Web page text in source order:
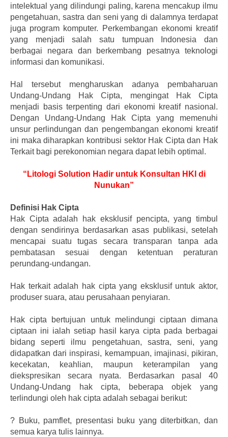
intelektual yang dilindungi paling, karena mencakup ilmu
pengetahuan, sastra dan seni yang di dalamnya terdapat
juga program komputer. Perkembangan ekonomi kreatif
yang menjadi salah satu tumpuan Indonesia dan
berbagai negara dan berkembang pesatnya teknologi
informasi dan komunikasi.
Hal tersebut mengharuskan adanya pembaharuan
Undang-Undang Hak Cipta, mengingat Hak Cipta
menjadi basis terpenting dari ekonomi kreatif nasional.
Dengan Undang-Undang Hak Cipta yang memenuhi
unsur perlindungan dan pengembangan ekonomi kreatif
ini maka diharapkan kontribusi sektor Hak Cipta dan Hak
Terkait bagi perekonomian negara dapat lebih optimal.
“Litologi Solution Hadir untuk Konsultan HKI di
Nunukan”
Definisi Hak Cipta
Hak Cipta adalah hak eksklusif pencipta, yang timbul
dengan sendirinya berdasarkan asas publikasi, setelah
mencapai suatu tugas secara transparan tanpa ada
pembatasan sesuai dengan ketentuan peraturan
perundang-undangan.
Hak terkait adalah hak cipta yang eksklusif untuk aktor,
produser suara, atau perusahaan penyiaran.
Hak cipta bertujuan untuk melindungi ciptaan dimana
ciptaan ini ialah setiap hasil karya cipta pada berbagai
bidang seperti ilmu pengetahuan, sastra, seni, yang
didapatkan dari inspirasi, kemampuan, imajinasi, pikiran,
kecekatan, keahlian, maupun keterampilan yang
diekspresikan secara nyata. Berdasarkan pasal 40
Undang-Undang hak cipta, beberapa objek yang
terlindungi oleh hak cipta adalah sebagai berikut:
? Buku, pamflet, presentasi buku yang diterbitkan, dan
semua karya tulis lainnya.